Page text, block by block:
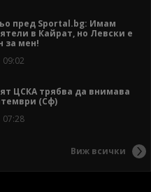
пред Sportal.bg: Имам
в Кайрат, но Левски е
за мен!
09:02
ЦСКА трябва да внимава
(Сф)
07:28
Виж всички